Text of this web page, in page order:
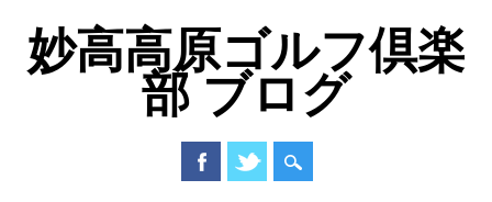
妙高高原ゴルフ倶楽
部 ブログ